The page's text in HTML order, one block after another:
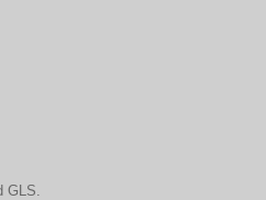
GLS.